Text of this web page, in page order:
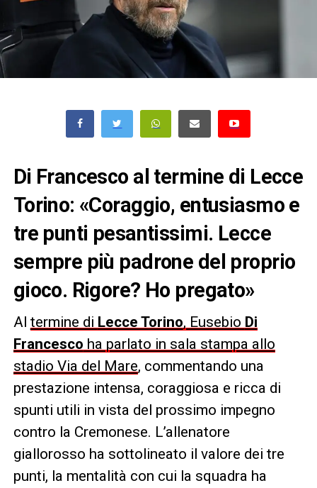
Di Francesco al termine di Lecce
Torino: «Coraggio, entusiasmo e
tre punti pesantissimi. Lecce
sempre più padrone del proprio
gioco. Rigore? Ho pregato»
Al termine di Lecce Torino, Eusebio Di
Francesco ha parlato in sala stampa allo
stadio Via del Mare, commentando una
prestazione intensa, coraggiosa e ricca di
spunti utili in vista del prossimo impegno
contro la Cremonese. L’allenatore
giallorosso ha sottolineato il valore dei tre
punti, la mentalità con cui la squadra ha